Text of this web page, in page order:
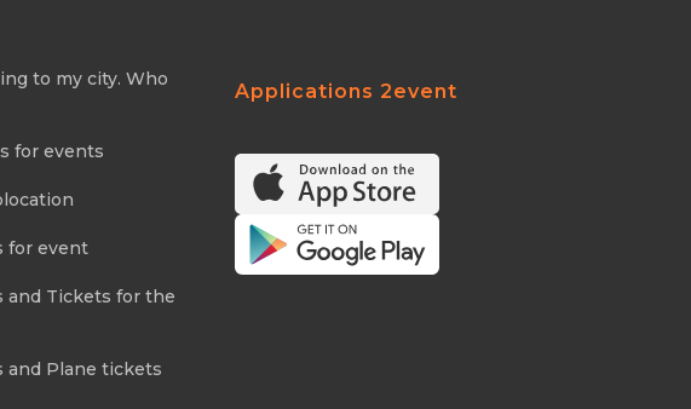
to my city. Who
for events
for event
and Tickets for the
and Plane tickets
Applications 2event